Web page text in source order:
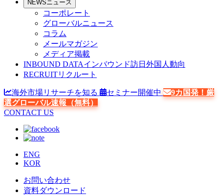
NEWS ニュース
コーポレート
グローバルニュース
コラム
メールマガジン
メディア掲載
INBOUND DATAインバウンド訪日外国人動向
RECRUITリクルート
海外市場リサーチを知る セミナー開催中
9カ国発！厳
選グローバル速報（無料）
CONTACT US
ENG
KOR
お問い合わせ
資料ダウンロード